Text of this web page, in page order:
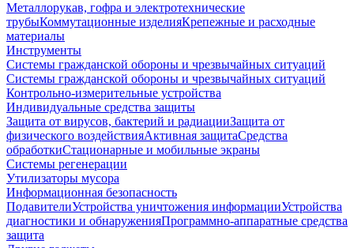
Металлорукав, гофра и электротехнические
трубыКоммутационные изделияКрепежные и расходные
материалы
Инструменты
Системы гражданской обороны и чрезвычайных ситуаций
Системы гражданской обороны и чрезвычайных ситуаций
Контрольно-измерительные устройства
Индивидуальные средства защиты
Защита от вирусов, бактерий и радиацииЗащита от
физического воздействияАктивная защитаСредства
обработкиСтационарные и мобильные экраны
Системы регенерации
Утилизаторы мусора
Информационная безопасность
ПодавителиУстройства уничтожения информацииУстройства
диагностики и обнаруженияПрограммно-аппаратные средства
защита